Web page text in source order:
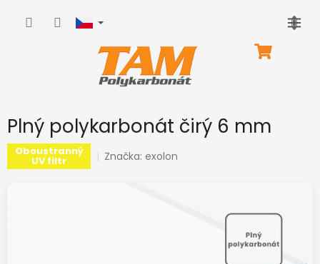
NÁKUPNÍ
Plný polykarbonát čirý 6 mm
Oboustranný
UV filtr Značka: exolon